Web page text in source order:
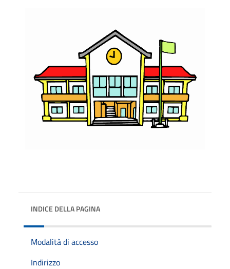
INDICE DELLA PAGINA
Modalità di accesso
Indirizzo